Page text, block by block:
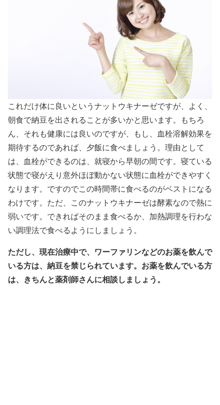
これだけ体に良いというナットウキナーゼですが、よく、
朝食で納豆を出されることが多いかと思います。もちろ
ん、それも健康には良いのですが、もし、血栓溶解効果を
期待するのであれば、夕飯に食べましょう。理由として
は、血栓ができるのは、就寝から早朝の間です。寝ている
状態で寝がえり意外ほぼ動かない状態に血栓ができやすく
なります。ですのでこの時間帯に食べるのがベストになる
わけです。ただ、このナットウキナーゼは酵素なので熱に
弱いです。できればそのまま食べるか、加熱調理を行わな
い調理法で食べるようにしましょう。
ただし、現在治療中で、ワーファリンなどのお薬を飲んで
いる方は、納豆を禁じられています。お薬を飲んでいる方
は、きちんと薬剤師さんに相談しましょう。